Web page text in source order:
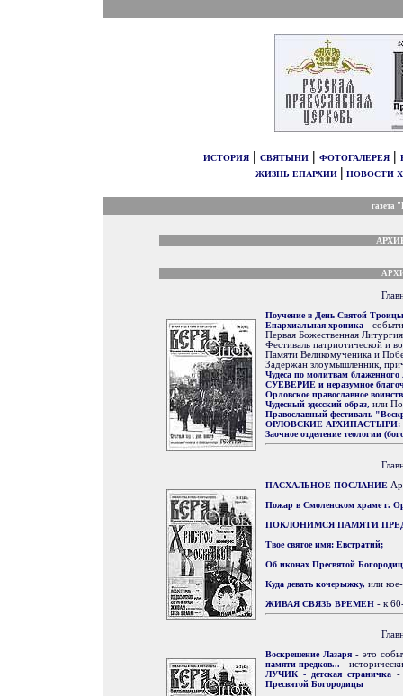
ИСТОРИЯ | СВЯТЫНИ | ФОТОГАЛЕРЕЯ |
ЖИЗНЬ ЕПАРХИИ | НОВОСТИ
газета
Поучение в День Святой Троицы
Епархиальная хроника-
Первая Божественная
Фестиваль патриотической и
Памяти Великомученика и
Задержан злоумышленник,
Чудеса по молитвам
СУЕВЕРИЕ и неразумное
Орловское православное
Чудесный эдесский образ, или
Православный фестиваль
ОРЛОВСКИЕ АРХИПАСТЫРИ:
Заочное отделение теологии
ПАСХАЛЬНОЕ ПОСЛАНИЕ
Пожар в Смоленском храме г.
ПОКЛОНИМСЯ ПАМЯТИ
Твое святое имя: Евстратий;
Об иконах Пресвятой
Куда девать кочерыжку, или
ЖИВАЯ СВЯЗЬ ВРЕМЕН- к 60-
Воскрешение Лазаря- это
памяти предков... -
ЛУЧИК - детская страничка -
Пресвятой Богородицы